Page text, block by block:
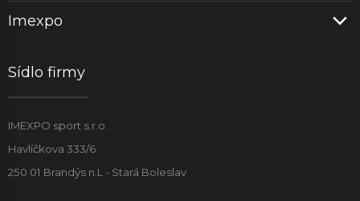
Imexpo
Sídlo firmy
IMEXPO sport s.r.o.
Havlíčkova 333/6
250 01 Brandýs n.L - Stará Boleslav